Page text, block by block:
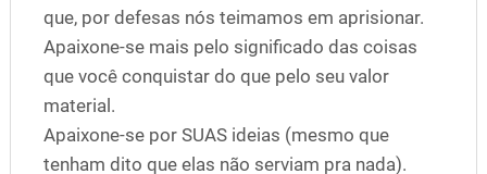
que, por defesas nós teimamos em aprisionar.
Apaixone-se mais pelo significado das coisas
que você conquistar do que pelo seu valor
material.
Apaixone-se por SUAS ideias (mesmo que
tenham dito que elas não serviam pra nada).